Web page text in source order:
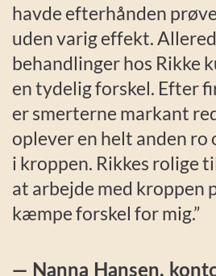
havde efterhånden
uden varig effekt.
behandlinger hos Rikke
en tydelig forskel. Efter
er smerterne markant
oplever en helt anden ro
i kroppen. Rikkes rolige
at arbejde med kroppen
kæmpe forskel for mig.”
— Nanna Hansen,